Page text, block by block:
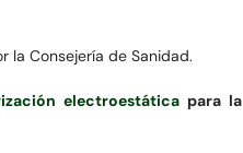
la Consejería de Sanidad.
electroestática para la